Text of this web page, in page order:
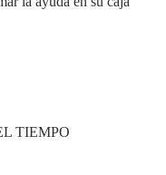
TIEMPO